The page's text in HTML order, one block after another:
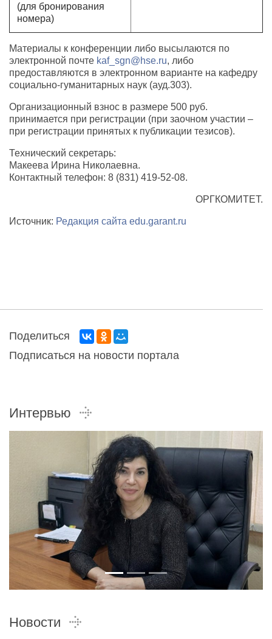
(для бронирования
номера)
Материалы к конференции либо высылаются по
электронной почте kaf_sgn@hse.ru, либо
предоставляются в электронном варианте на кафедру
социально-гуманитарных наук (ауд.303).
Организационный взнос в размере 500 руб.
принимается при регистрации (при заочном участии –
при регистрации принятых к публикации тезисов).
Технический секретарь:
Макеева Ирина Николаевна.
Контактный телефон: 8 (831) 419-52-08.
ОРГКОМИТЕТ.
Источник: Редакция сайта edu.garant.ru
Поделиться
Подписаться на новости портала
Интервью
Новости